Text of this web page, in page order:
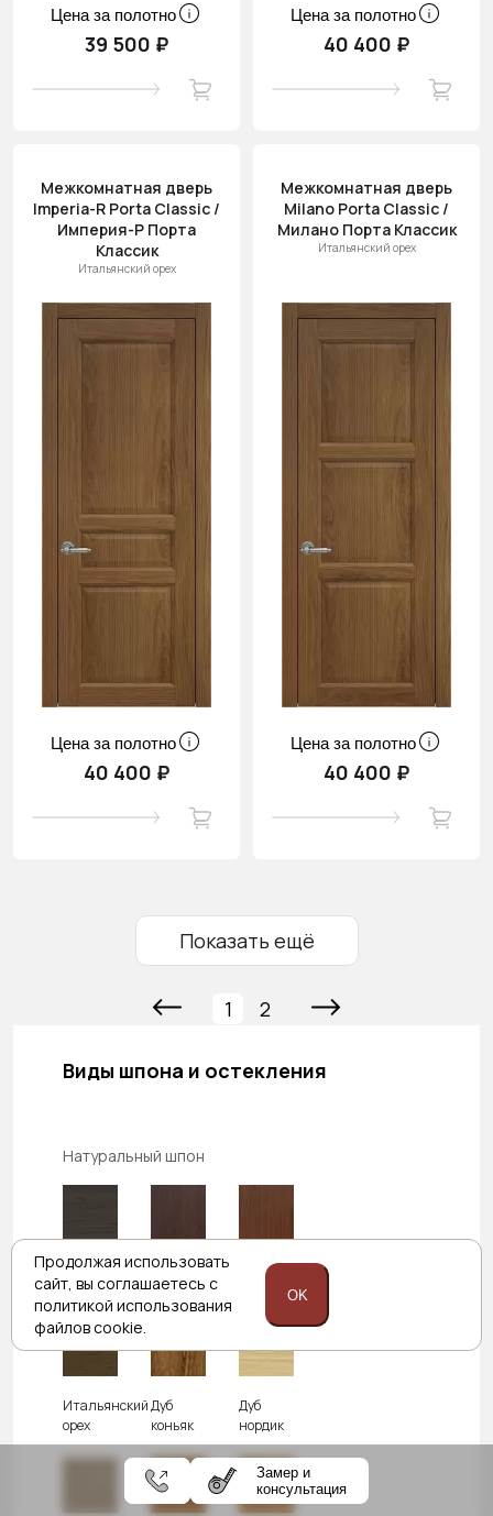
Цена за полотно
39 500 ₽
Цена за полотно
40 400 ₽
Межкомнатная дверь
Imperia-R Porta Classic /
Империя-Р Порта
Классик
Итальянский орех
Цена за полотно
40 400 ₽
Межкомнатная дверь
Milano Porta Classic /
Милано Порта Классик
Итальянский орех
Цена за полотно
40 400 ₽
Показать ещё
1 2
Виды шпона и остекления
Натуральный шпон
Дуб
графит
Венге
Темный
Итальянский
орех
Дуб
коньяк
Дуб
нордик
Замер и
консультация
Продолжая использовать
сайт, вы соглашаетесь с
политикой использования
файлов cookie.
OK